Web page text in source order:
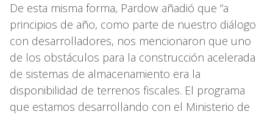
De esta misma forma, Pardow añadió que “a
principios de año, como parte de nuestro diálogo
con desarrolladores, nos mencionaron que uno
de los obstáculos para la construcción acelerada
de sistemas de almacenamiento era la
disponibilidad de terrenos fiscales. El programa
que estamos desarrollando con el Ministerio de